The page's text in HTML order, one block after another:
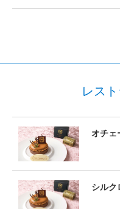
ディズニーアンバサダーホ
レス
オチェ
シルク